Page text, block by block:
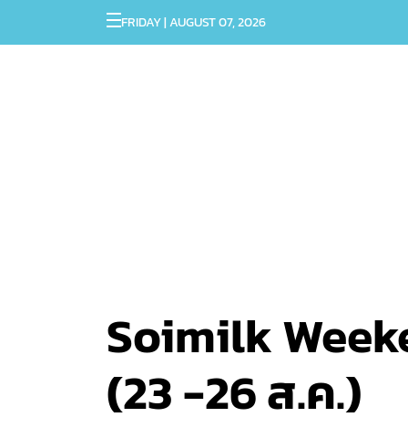
FRIDAY | AUGUST 07, 2026
Soimilk
(23 -26 ส.ค.)